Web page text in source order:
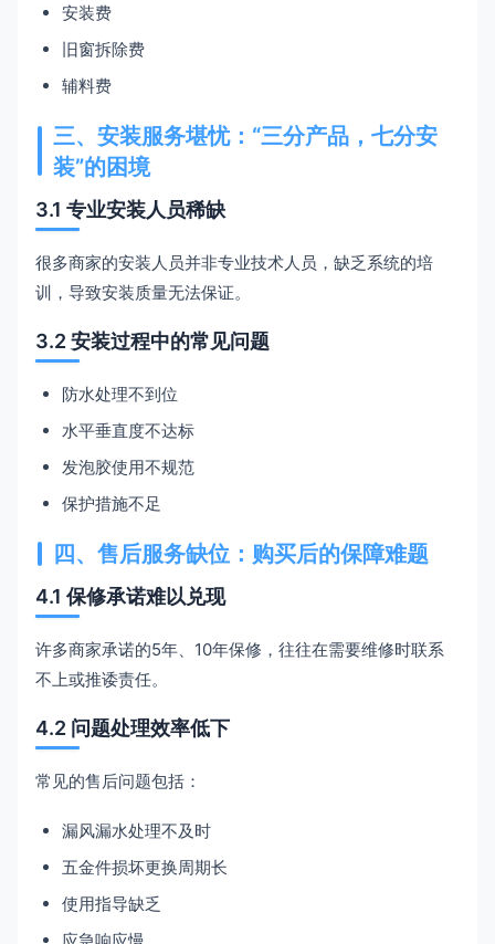
安装费
旧窗拆除费
辅料费
三、安装服务堪忧：“三分产品，七分安
装”的困境
3.1 专业安装人员稀缺
很多商家的安装人员并非专业技术人员，缺乏系统的培
训，导致安装质量无法保证。
3.2 安装过程中的常见问题
防水处理不到位
水平垂直度不达标
发泡胶使用不规范
保护措施不足
四、售后服务缺位：购买后的保障难题
4.1 保修承诺难以兑现
许多商家承诺的5年、10年保修，往往在需要维修时联系
不上或推诿责任。
4.2 问题处理效率低下
常见的售后问题包括：
漏风漏水处理不及时
五金件损坏更换周期长
使用指导缺乏